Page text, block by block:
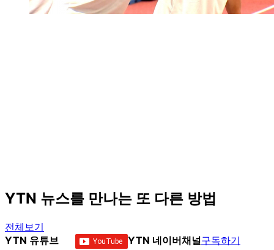
YTN 뉴스를 만나는 또 다른 방법
전체보기
YTN 유튜브
YTN 네이버채널구독하기